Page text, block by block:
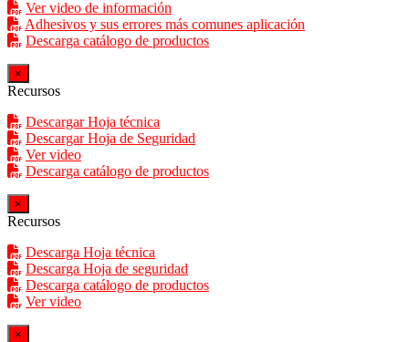
Ver video de información
Adhesivos y sus errores más comunes aplicación
Descarga catálogo de productos
×
Recursos
Descargar Hoja técnica
Descargar Hoja de Seguridad
Ver video
Descarga catálogo de productos
×
Recursos
Descarga Hoja técnica
Descarga Hoja de seguridad
Descarga catálogo de productos
Ver video
×